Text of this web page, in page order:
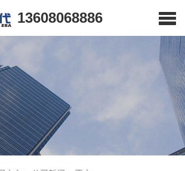
13608068886